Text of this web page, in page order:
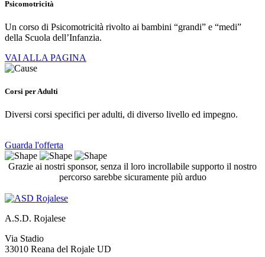
Psicomotricità
Un corso di Psicomotricità rivolto ai bambini “grandi” e “medi”
della Scuola dell’Infanzia.
VAI ALLA PAGINA
Corsi per Adulti
Diversi corsi specifici per adulti, di diverso livello ed impegno.
Guarda l'offerta
Grazie ai nostri sponsor, senza il loro incrollabile supporto il nostro
percorso sarebbe sicuramente più arduo
A.S.D. Rojalese
Via Stadio
33010 Reana del Rojale UD